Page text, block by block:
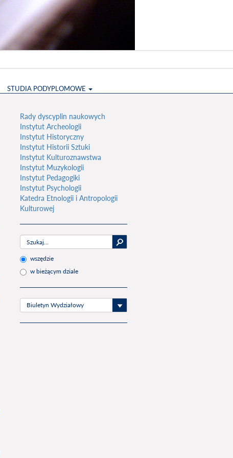
STUDIA PODYPLOMOWE
Rady dyscyplin naukowych
Instytut Archeologii
Instytut Historyczny
Instytut Historii Sztuki
Instytut Kulturoznawstwa
Instytut Muzykologii
Instytut Pedagogiki
Instytut Psychologii
Katedra Etnologii i Antropologii
Kulturowej
wszędzie
w bieżącym dziale
Biuletyn Wydziałowy